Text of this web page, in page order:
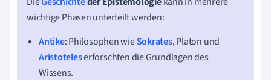
wichtige Phasen unterteilt werden:
Antike: Philosophen wieSokrates, Platon und
Aristoteleserforschten die Grundlagen des
Wissens.